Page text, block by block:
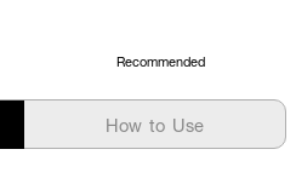
Recommended
How to Use